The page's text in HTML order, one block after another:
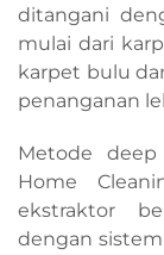
ditangani
mulai dari
karpet bulu
penanganan
Metode
Home
ekstraktor
dengan